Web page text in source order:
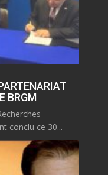
BRGM
conclu ce 30...